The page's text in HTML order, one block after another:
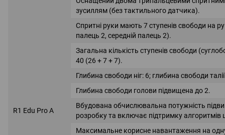
R1 Edu Pro A
зусиллям (без тактильного датчика).
Спритні руки мають 7 ступенів свободи на
палець 2, середній палець 2).
Загальна кількість ступенів свободи
40 (26 + 7 + 7).
Глибина свободи ніг: 6; глибина свободи
Глибина свободи голови підвищена до 2.
Вбудована обчислювальна потужність
розробку та включає підтримку алгоритмів
Максимальне корисне навантаження на